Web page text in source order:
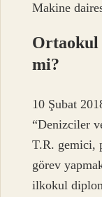
Makine
Ortaokul
mi?
10 Şubat
“Denizciler
T.R. gemici,
görev
ilkokul